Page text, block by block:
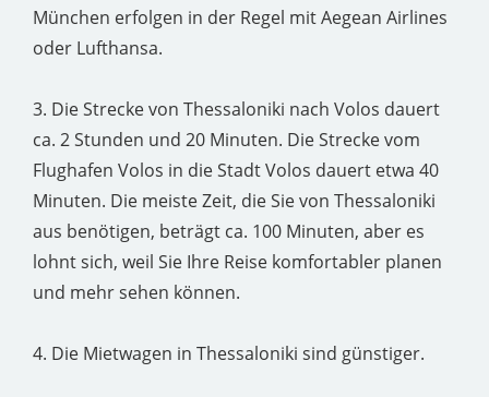
München erfolgen in der Regel mit Aegean Airlines
oder Lufthansa.
3. Die Strecke von Thessaloniki nach Volos dauert
ca. 2 Stunden und 20 Minuten. Die Strecke vom
Flughafen Volos in die Stadt Volos dauert etwa 40
Minuten. Die meiste Zeit, die Sie von Thessaloniki
aus benötigen, beträgt ca. 100 Minuten, aber es
lohnt sich, weil Sie Ihre Reise komfortabler planen
und mehr sehen können.
4. Die Mietwagen in Thessaloniki sind günstiger.